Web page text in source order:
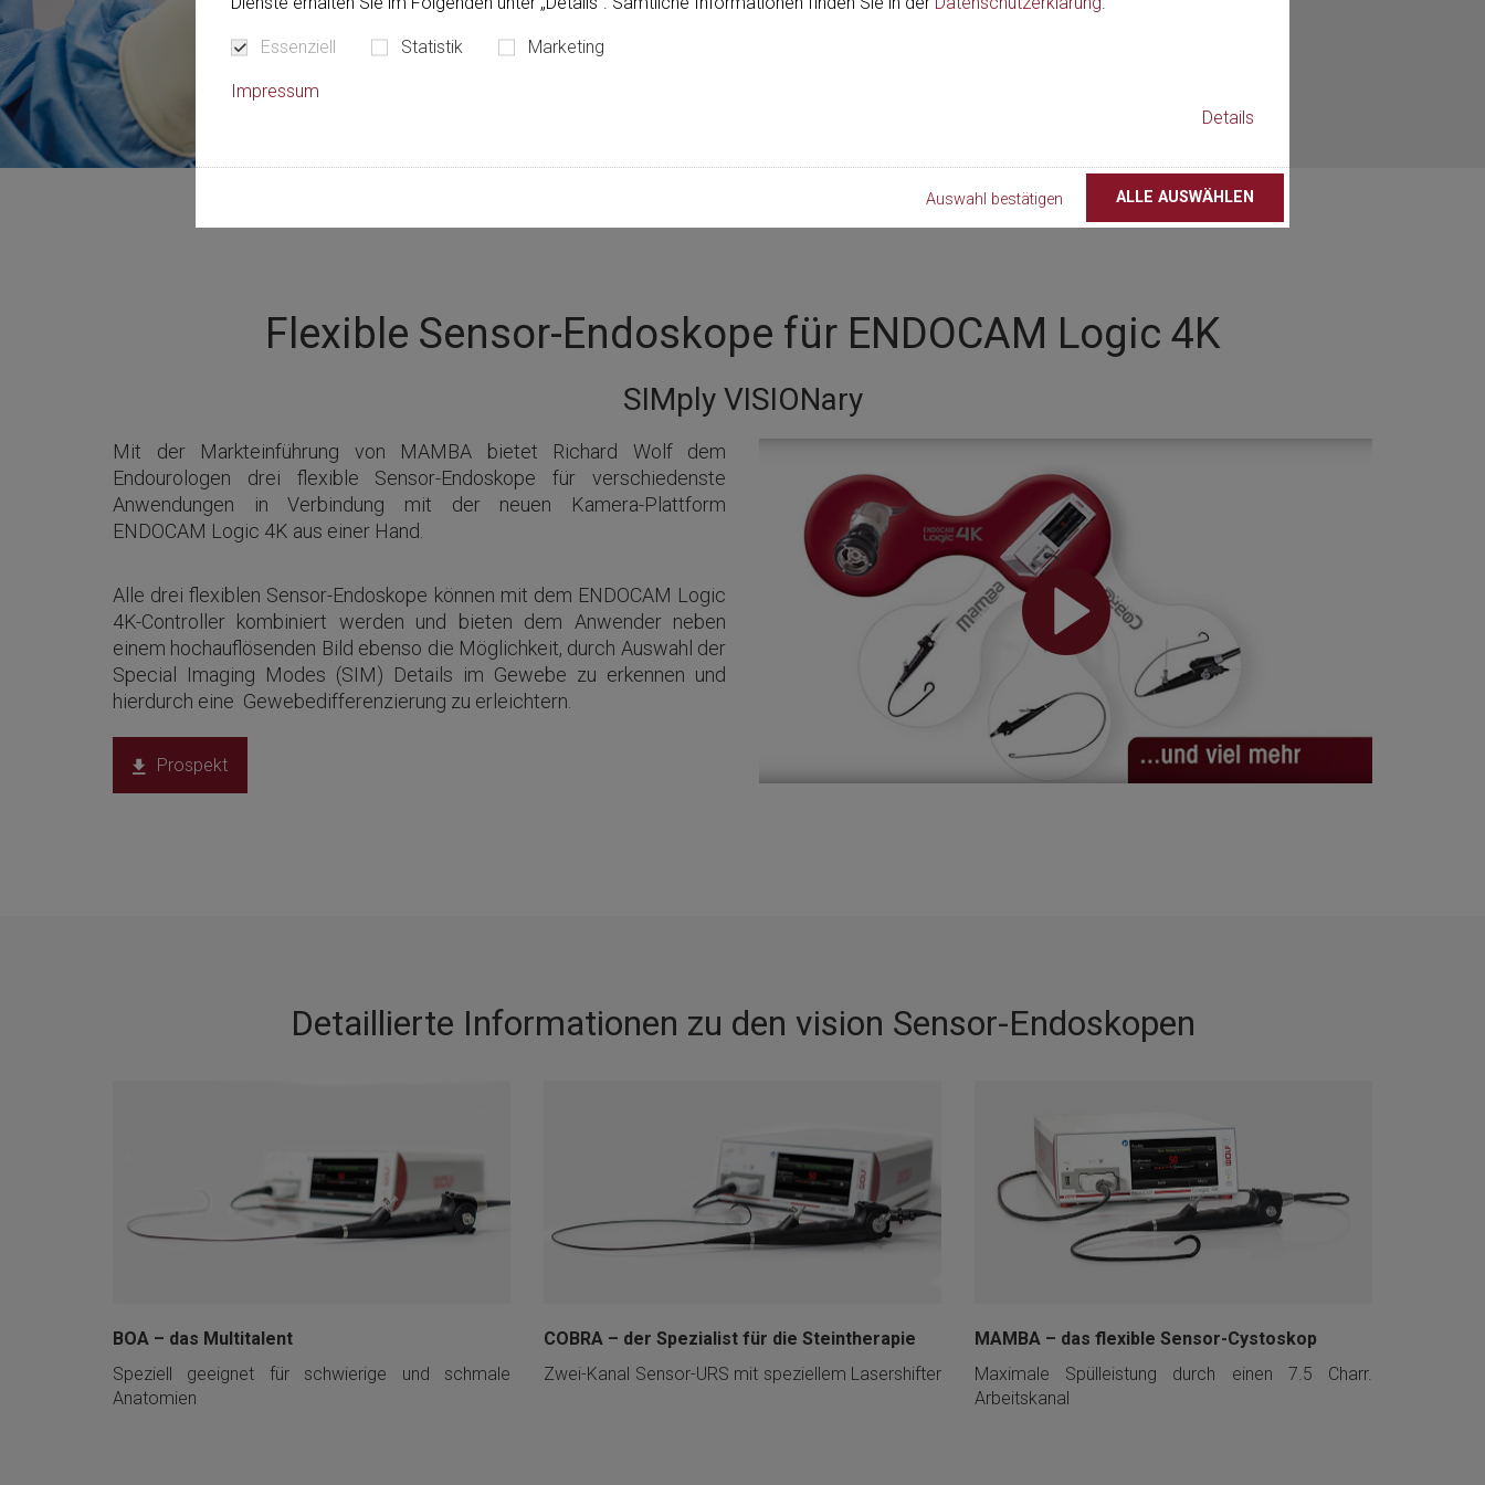
Essenziell Statistik Marketing
Impressum
Details
Auswahl bestätigen ALLE AUSWÄHLEN
Flexible Sensor-Endoskope für ENDOCAM Logic 4K
SIMply VISIONary
Mit der Markteinführung von MAMBA bietet Richard Wolf dem
Endourologen drei flexible Sensor-Endoskope für verschiedenste
Anwendungen in Verbindung mit der neuen Kamera-Plattform
ENDOCAM Logic 4K aus einer Hand.
Alle drei flexiblen Sensor-Endoskope können mit dem ENDOCAM Logic
4K-Controller kombiniert werden und bieten dem Anwender neben
einem hochauflösenden Bild ebenso die Möglichkeit, durch Auswahl der
Special Imaging Modes (SIM) Details im Gewebe zu erkennen und
hierdurch eine Gewebedifferenzierung zu erleichtern.
Prospekt
Detaillierte Informationen zu den vision Sensor-Endoskopen
BOA – das Multitalent
Speziell geeignet für schwierige und schmale
Anatomien
COBRA – der Spezialist für die Steintherapie
Zwei-Kanal Sensor-URS mit speziellem Lasershifter
MAMBA – das flexible Sensor-Cystoskop
Maximale Spülleistung durch einen 7.5 Charr.
Arbeitskanal